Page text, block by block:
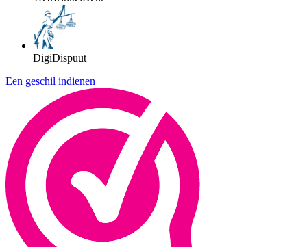
DigiDispuut
Een geschil indienen